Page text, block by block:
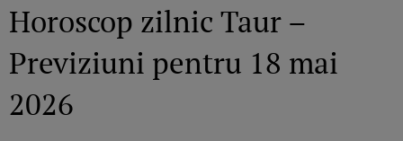
Horoscop zilnic Taur –
Previziuni pentru 18 mai
2026